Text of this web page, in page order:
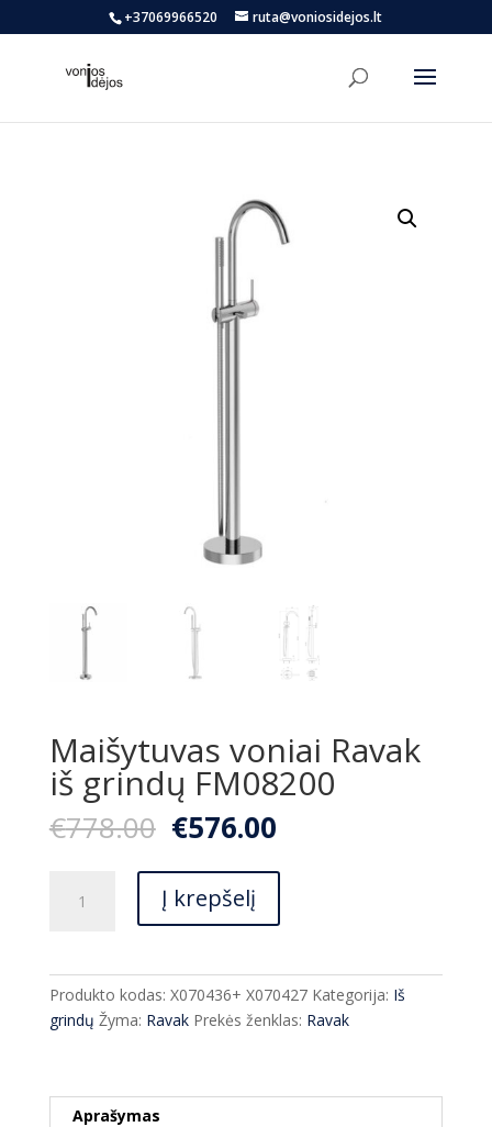
+37069966520 ruta@voniosidejos.lt
Maišytuvas voniai Ravak
iš grindų FM08200
€778.00 Original
price
was:
€778.00.
€576.00Current
is:
kiekis:
Ravak
grindų
Į krepšelį
Produkto kodas: X070436+ X070427 Kategorija: Iš
grindų Žyma: Ravak Prekės ženklas: Ravak
Aprašymas